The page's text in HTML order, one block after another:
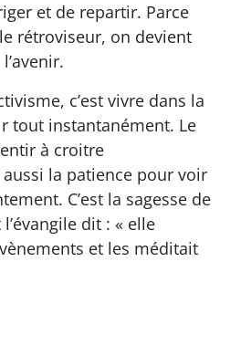
et de repartir. Parce
rétroviseur, on devient
c’est vivre dans la
tout instantanément. Le
à croitre
la patience pour voir
C’est la sagesse de
dit : « elle
et les méditait